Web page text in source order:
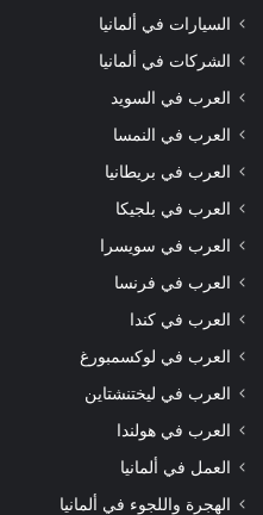
السيارات في ألمانيا
الشركات في ألمانيا
العرب في السويد
العرب في النمسا
العرب في بريطانيا
العرب في بلجيكا
العرب في سويسرا
العرب في فرنسا
العرب في كندا
العرب في لوكسمبورغ
العرب في ليختنشتاين
العرب في هولندا
العمل في ألمانيا
الهجرة واللجوء في ألمانيا